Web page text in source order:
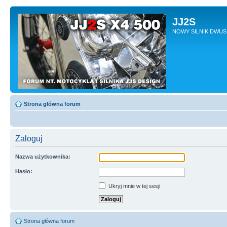
JJ2S
NOWY SILNIK
Strona główna forum
Zaloguj
Nazwa użytkownika:
Hasło:
Ukryj mnie w tej sesji
Strona główna forum